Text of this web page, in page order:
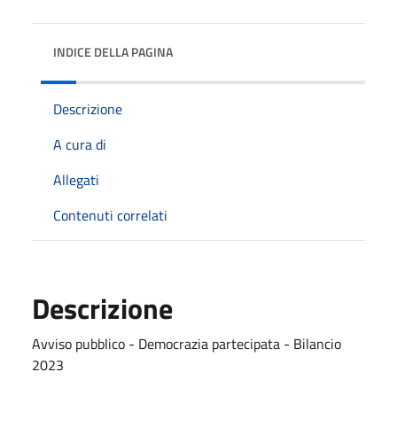
INDICE DELLA PAGINA
Descrizione
A cura di
Allegati
Contenuti correlati
Descrizione
Avviso pubblico - Democrazia partecipata - Bilancio
2023